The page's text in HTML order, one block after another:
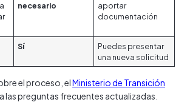
necesario
aportar
documentación
Sí
Puedes presentar
una nueva solicitud
el proceso, elMinisterio de Transición
las preguntas frecuentes actualizadas.